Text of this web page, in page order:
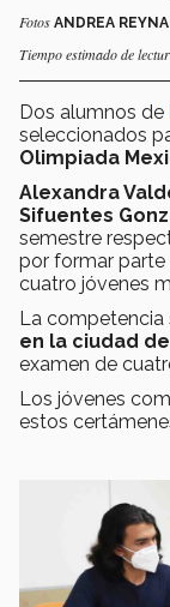
Fotos ANDREA REYNA
Tiempo estimado de
Dos alumnos de
seleccionados
Olimpiada
Alexandra
Sifuentes
semestre
por formar parte
cuatro jóvenes
La competencia
en la ciudad
examen de
Los jóvenes
estos